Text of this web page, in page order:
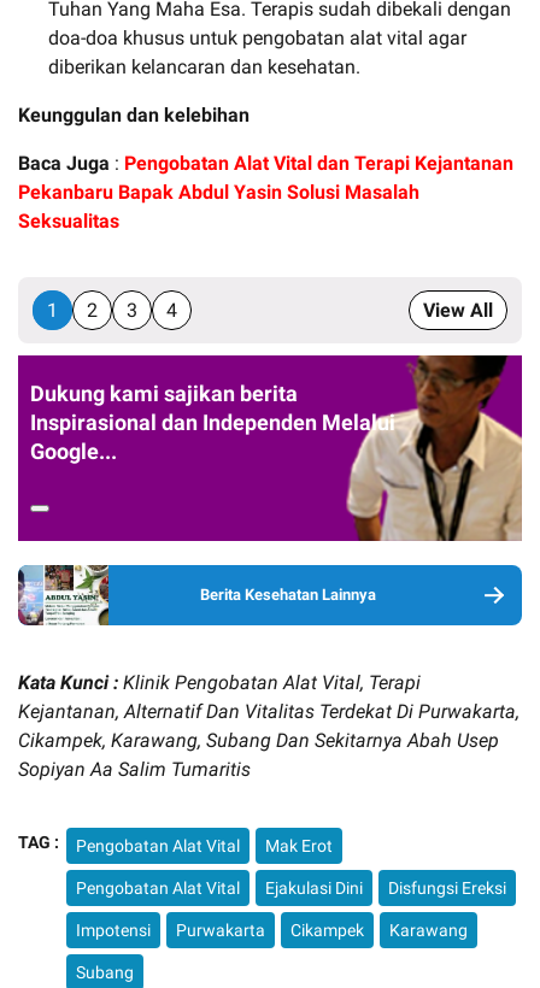
Tuhan Yang Maha Esa. Terapis sudah dibekali dengan
doa-doa khusus untuk pengobatan alat vital agar
diberikan kelancaran dan kesehatan.
Keunggulan dan kelebihan
Baca Juga : Pengobatan Alat Vital dan Terapi Kejantanan
Pekanbaru Bapak Abdul Yasin Solusi Masalah
Seksualitas
1 2 3 4 View All
Dukung kami sajikan berita
Inspirasional dan Independen Melalui
Google...
Berita Kesehatan Lainnya
Kata Kunci : Klinik Pengobatan Alat Vital, Terapi
Kejantanan, Alternatif Dan Vitalitas Terdekat Di Purwakarta,
Cikampek, Karawang, Subang Dan Sekitarnya Abah Usep
Sopiyan Aa Salim Tumaritis
TAG : Pengobatan Alat Vital Mak Erot
Pengobatan Alat Vital Ejakulasi Dini Disfungsi Ereksi
Impotensi Purwakarta Cikampek Karawang
Subang